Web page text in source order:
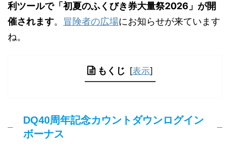
利ツールで「初夏のふくびき券大量祭2026」が開
催されます。 冒険者の広場にお知らせが来ています
ね。
もくじ [表示]
DQ40周年記念カウントダウンログイン
ボーナス